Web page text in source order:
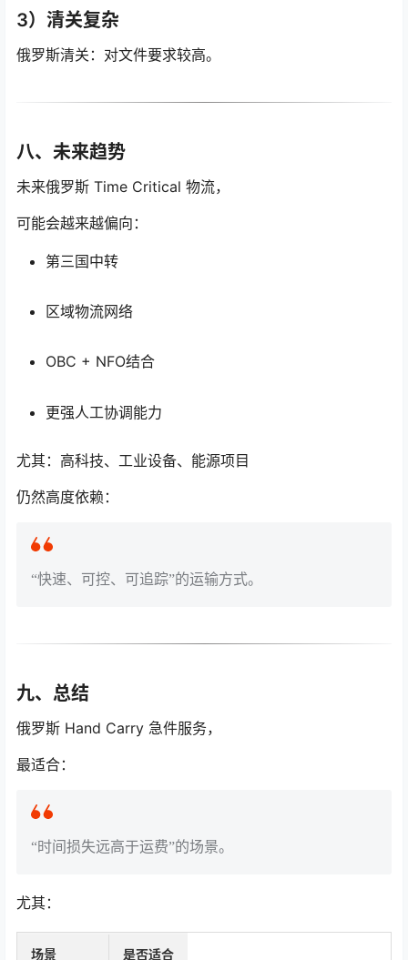
3）清关复杂
俄罗斯清关：对文件要求较高。
八、未来趋势
未来俄罗斯 Time Critical 物流，
可能会越来越偏向：
第三国中转
区域物流网络
OBC + NFO结合
更强人工协调能力
尤其：高科技、工业设备、能源项目
仍然高度依赖：
“快速、可控、可追踪”的运输方式。
九、总结
俄罗斯 Hand Carry 急件服务，
最适合：
“时间损失远高于运费”的场景。
尤其：
场景 是否适合